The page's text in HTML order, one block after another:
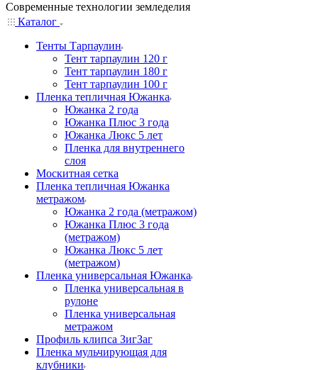
Современные технологии земледелия
Каталог
Тенты Тарпаулин
Тент тарпаулин 120 г
Тент тарпаулин 180 г
Тент тарпаулин 100 г
Пленка тепличная Южанка
Южанка 2 года
Южанка Плюс 3 года
Южанка Люкс 5 лет
Пленка для внутреннего
слоя
Москитная сетка
Пленка тепличная Южанка
метражом
Южанка 2 года (метражом)
Южанка Плюс 3 года
(метражом)
Южанка Люкс 5 лет
(метражом)
Пленка универсальная Южанка
Пленка универсальная в
рулоне
Пленка универсальная
метражом
Профиль клипса ЗигЗаг
Пленка мульчирующая для
клубники